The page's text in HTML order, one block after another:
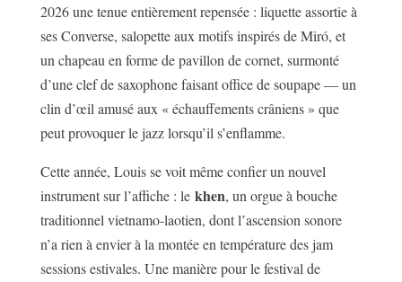
2026 une tenue entièrement repensée : liquette assortie à
ses Converse, salopette aux motifs inspirés de Miró, et
un chapeau en forme de pavillon de cornet, surmonté
d’une clef de saxophone faisant office de soupape — un
clin d’œil amusé aux « échauffements crâniens » que
peut provoquer le jazz lorsqu’il s’enflamme.
Cette année, Louis se voit même confier un nouvel
instrument sur l’affiche : le khen, un orgue à bouche
traditionnel vietnamo-laotien, dont l’ascension sonore
n’a rien à envier à la montée en température des jam
sessions estivales. Une manière pour le festival de